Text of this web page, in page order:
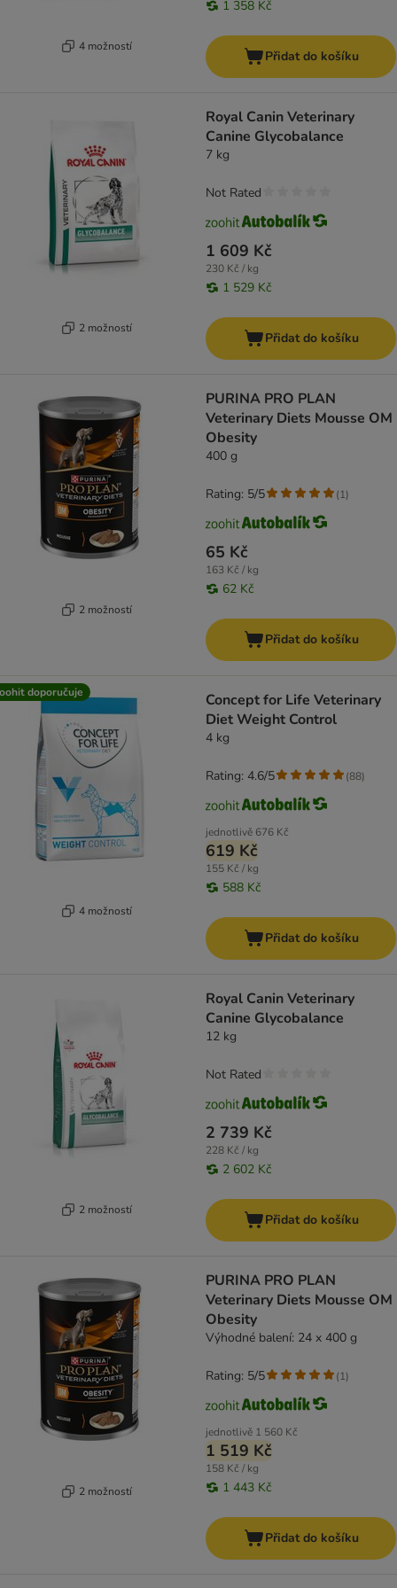
4 možností
1 358 Kč
Přidat do košíku
2 možností
Royal Canin Veterinary
Canine Glycobalance
7 kg
1 609 Kč
230 Kč / kg
1 529 Kč
Not Rated
Přidat do košíku
2 možností
PURINA PRO PLAN
Veterinary Diets Mousse OM
Obesity
400 g
65 Kč
163 Kč / kg
62 Kč
Rating: 5/5 (1)
Přidat do košíku
doporučuje
4 možností
Concept for Life Veterinary
Diet Weight Control
4 kg
jednotlivě 676 Kč
619 Kč
155 Kč / kg
588 Kč
Rating: 4.6/5 (88)
Přidat do košíku
2 možností
Royal Canin Veterinary
Canine Glycobalance
12 kg
2 739 Kč
228 Kč / kg
2 602 Kč
Not Rated
Přidat do košíku
2 možností
PURINA PRO PLAN
Veterinary Diets Mousse OM
Obesity
Výhodné balení: 24 x 400 g
jednotlivě 1 560 Kč
1 519 Kč
158 Kč / kg
1 443 Kč
Rating: 5/5 (1)
Přidat do košíku